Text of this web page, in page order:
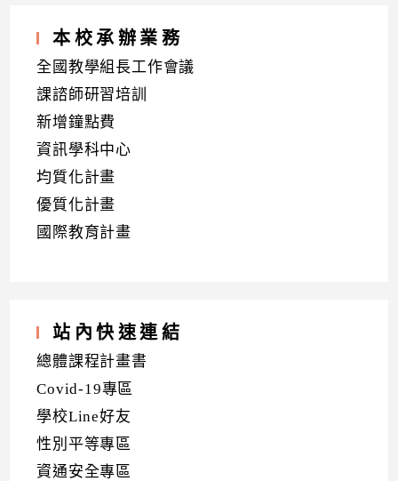
本校承辦業務
全國教學組長工作會議
課諮師研習培訓
新增鐘點費
資訊學科中心
均質化計畫
優質化計畫
國際教育計畫
站內快速連結
總體課程計畫書
Covid-19專區
學校Line好友
性別平等專區
資通安全專區